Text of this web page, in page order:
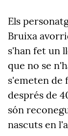
Els
Bruixa
s'han fet un
que no se
s'emeten de
després de
són
nascuts en